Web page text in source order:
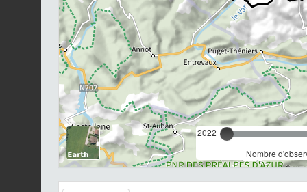
2022
Nombre